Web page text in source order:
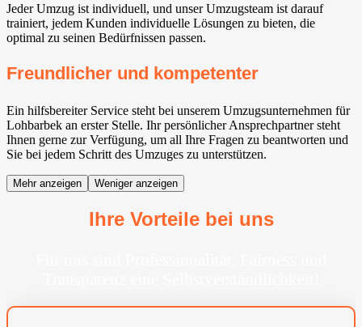
Jeder Umzug ist individuell, und unser Umzugsteam ist darauf
trainiert, jedem Kunden individuelle Lösungen zu bieten, die
optimal zu seinen Bedürfnissen passen.
Freundlicher und kompetenter
Ein hilfsbereiter Service steht bei unserem Umzugsunternehmen für
Lohbarbek an erster Stelle. Ihr persönlicher Ansprechpartner steht
Ihnen gerne zur Verfügung, um all Ihre Fragen zu beantworten und
Sie bei jedem Schritt des Umzuges zu unterstützen.
Mehr anzeigen Weniger anzeigen
Ihre Vorteile bei uns